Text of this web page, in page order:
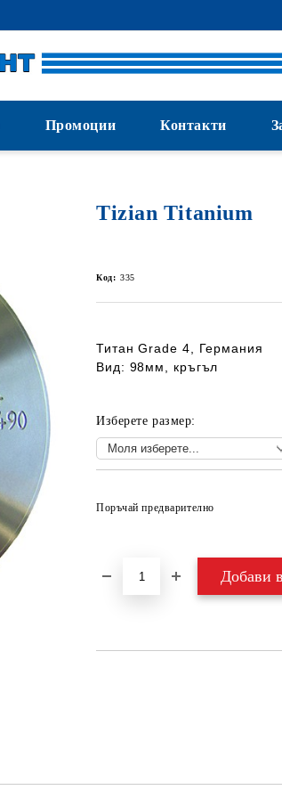
Промоции Контакти
Tizian Titanium
Код: 335
Титан Grade 4, Германия
Вид: 98мм, кръгъл
Изберете размер:
Поръчай предварително